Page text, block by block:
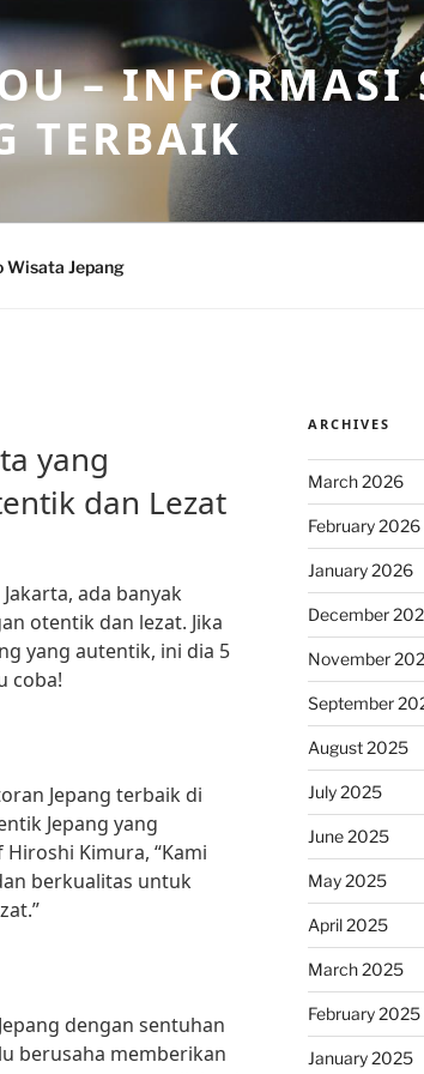
– INFORMASI
TERBAIK
Wisata Jepang
yang
dan Lezat
ada banyak
otentik dan lezat. Jika
yang autentik, ini dia 5
coba!
Jepang terbaik di
Jepang yang
Kimura, “Kami
berkualitas untuk
dengan sentuhan
berusaha memberikan
ARCHIVES
March 2026
February 2026
January 2026
December
November
September
August 2025
July 2025
June 2025
May 2025
April 2025
March 2025
February 2025
January 2025